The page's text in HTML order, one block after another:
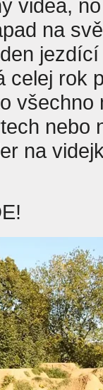
videa,
na
celej rok
nebo
na